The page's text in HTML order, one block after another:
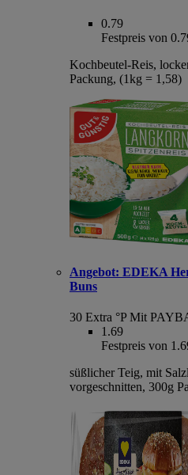
0.79
Festpreis von
Kochbeutel-Reis,
Packung, (1kg = 1,58)
Angebot: EDEKA
Buns
30 Extra °P Mit
1.69
Festpreis von
süßlicher Teig, mit
vorgeschnitten, 300g